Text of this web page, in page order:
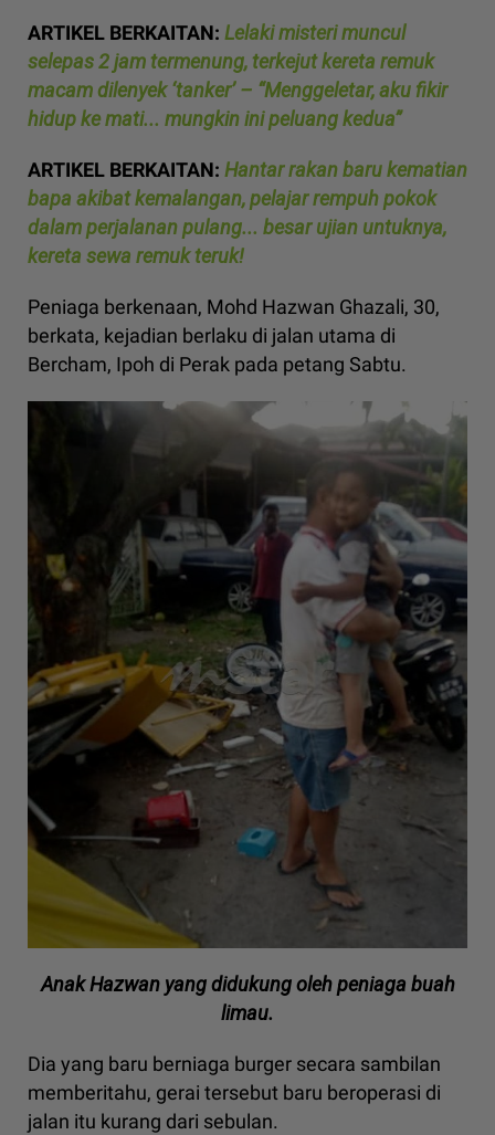
ARTIKEL BERKAITAN: Lelaki misteri muncul
selepas 2 jam termenung, terkejut kereta remuk
macam dilenyek ‘tanker’ – “Menggeletar, aku fikir
hidup ke mati... mungkin ini peluang kedua”
ARTIKEL BERKAITAN: Hantar rakan baru kematian
bapa akibat kemalangan, pelajar rempuh pokok
dalam perjalanan pulang... besar ujian untuknya,
kereta sewa remuk teruk!
Peniaga berkenaan, Mohd Hazwan Ghazali, 30,
berkata, kejadian berlaku di jalan utama di
Bercham, Ipoh di Perak pada petang Sabtu.
Anak Hazwan yang didukung oleh peniaga buah
limau.
Dia yang baru berniaga burger secara sambilan
memberitahu, gerai tersebut baru beroperasi di
jalan itu kurang dari sebulan.